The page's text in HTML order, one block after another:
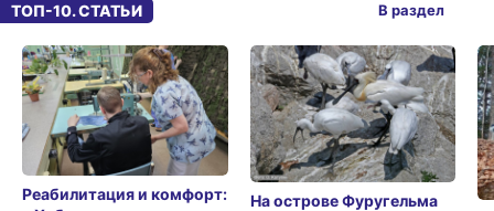
Реабилитация и комфорт:
в Хабаровске
На острове Фуругельма